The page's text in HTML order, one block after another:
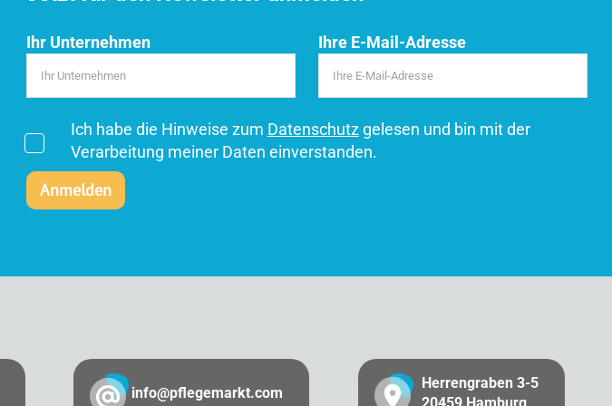
Ihr Unternehmen Ihre E-Mail-Adresse
Ich habe die Hinweise zum Datenschutzgelesen und bin mit der
Verarbeitung meiner Daten einverstanden.
info@pflegemarkt.com
Herrengraben 3-5